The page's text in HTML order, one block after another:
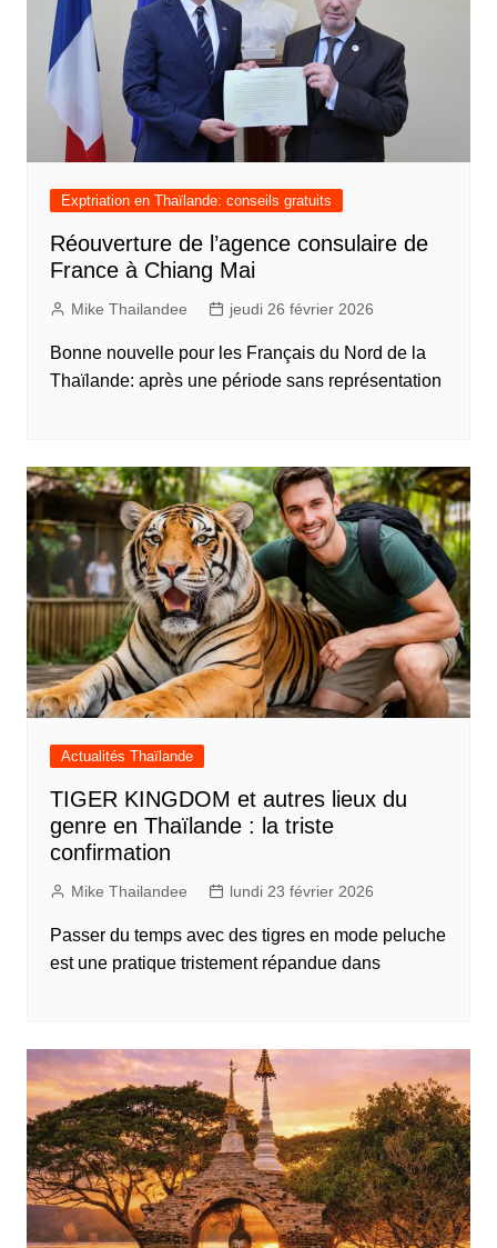
Exptriation en Thaïlande: conseils gratuits
Réouverture de l’agence consulaire de
France à Chiang Mai
Mike Thailandee jeudi 26 février 2026
Bonne nouvelle pour les Français du Nord de la
Thaïlande: après une période sans représentation
Actualités Thaïlande
TIGER KINGDOM et autres lieux du
genre en Thaïlande : la triste
confirmation
Mike Thailandee lundi 23 février 2026
Passer du temps avec des tigres en mode peluche
est une pratique tristement répandue dans